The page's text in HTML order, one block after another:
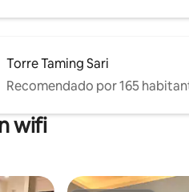
Torre Taming Sari
Recomendado por 165
wifi